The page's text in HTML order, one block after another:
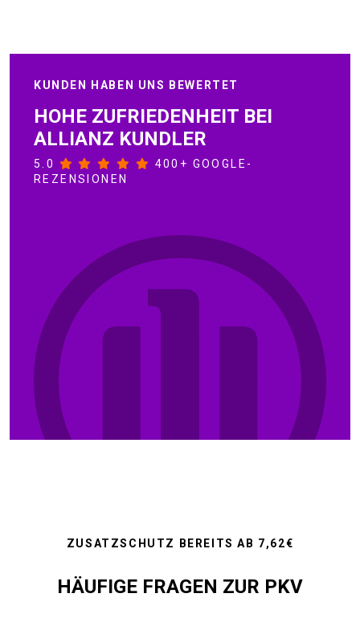
KUNDEN HABEN UNS BEWERTET
HOHE ZUFRIEDENHEIT BEI
ALLIANZ KUNDLER
5.0
400+ GOOGLE-
REZENSIONEN
ZUSATZSCHUTZ BEREITS AB 7,62€
HÄUFIGE FRAGEN ZUR PKV